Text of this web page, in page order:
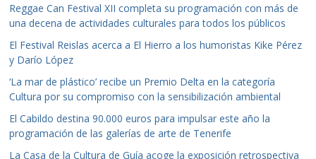
Reggae Can Festival XII completa su programación con más de
una decena de actividades culturales para todos los públicos
El Festival Reislas acerca a El Hierro a los humoristas Kike Pérez
y Darío López
‘La mar de plástico’ recibe un Premio Delta en la categoría
Cultura por su compromiso con la sensibilización ambiental
El Cabildo destina 90.000 euros para impulsar este año la
programación de las galerías de arte de Tenerife
La Casa de la Cultura de Guía acoge la exposición retrospectiva